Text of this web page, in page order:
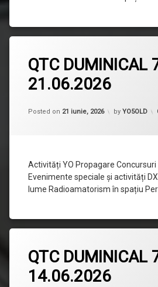
QTC DUMINICAL
21.06.2026
Posted on 21 iunie, 2026 by YO5OLD
Activități YO Propagare
Evenimente speciale și activități
lume Radioamatorism în spațiu
un
comentariu
la
QTC
759
QTC DUMINICAL
14.06.2026
un
comentariu
la
QTC